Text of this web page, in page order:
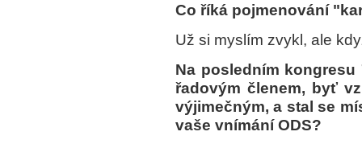
Co říká pojmenování
Už si myslím zvykl, ale
Na posledním kongresu
řadovým členem, byť
výjimečným, a stal se
vaše vnímání ODS?